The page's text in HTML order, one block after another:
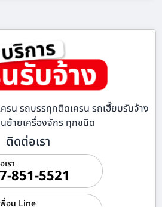
ครน รถบรรทุกติดเครน รถเฮี๊ยบรับจ้าง
ย้ายเครื่องจักร ทุกชนิด
ติดต่อเรา
รา
851-5521
พื่อน Line